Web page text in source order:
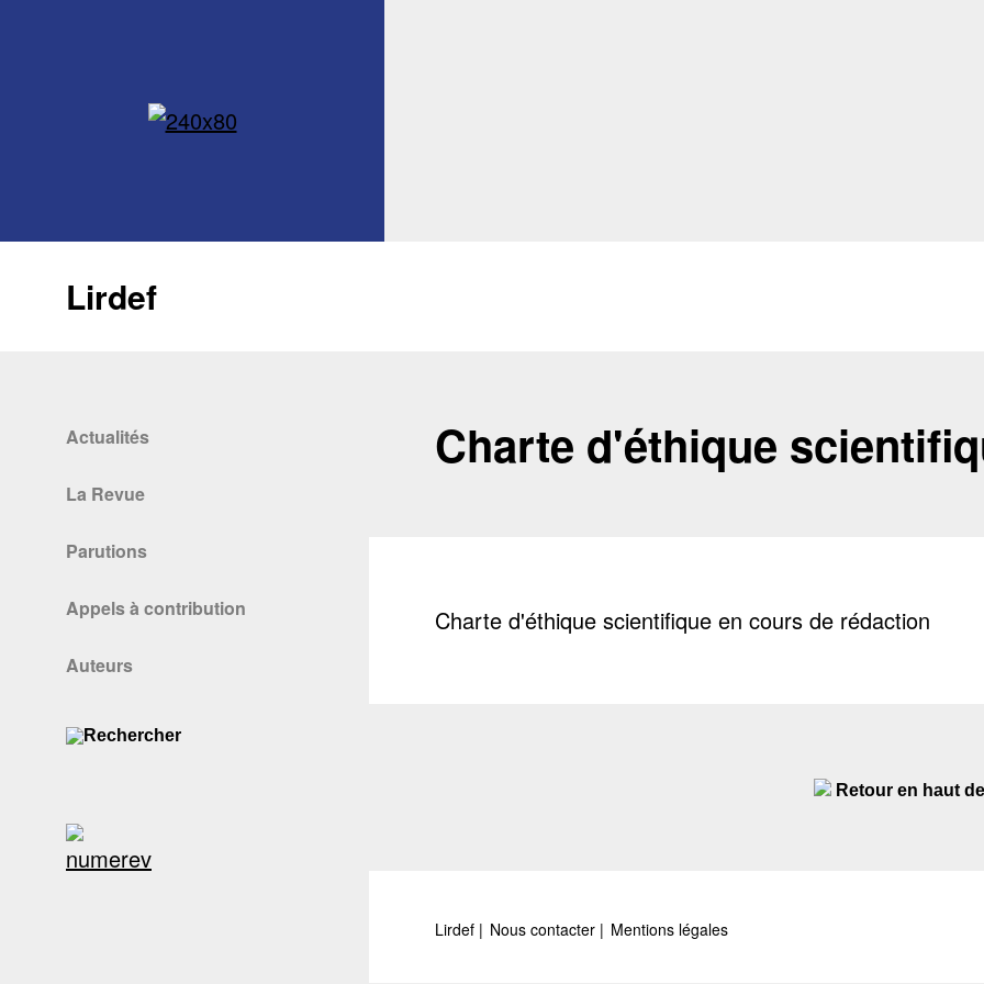
Lirdef
Actualités
La Revue
Parutions
Appels à contribution
Auteurs
Charte d'éthique
Charte d'éthique scientifique en cours de rédaction
Retour en haut
Lirdef Nous contacter Mentions légales